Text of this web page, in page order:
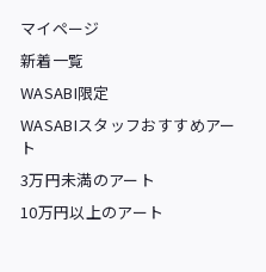
マイページ
新着一覧
WASABI限定
WASABIスタッフおすすめアー
ト
3万円未満のアート
10万円以上のアート